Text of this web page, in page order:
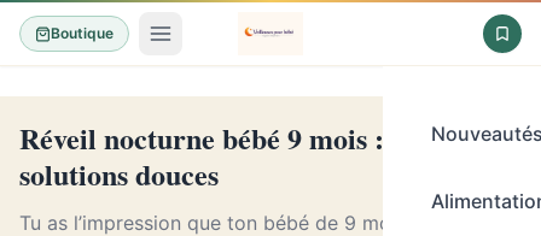
Boutique
Réveil nocturne bébé 9 mois : causes et
solutions douces
Tu as l’impression que ton bébé de 9 mois se réveille